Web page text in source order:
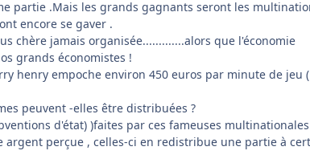
partie .Mais les grands gagnants seront les
encore se gaver .
chère jamais organisée.............alors que l'économie
grands économistes !
henry empoche environ 450 euros par minute de jeu
peuvent -elles être distribuées ?
d'état) )faites par ces fameuses
argent perçue , celles-ci en redistribue une partie à